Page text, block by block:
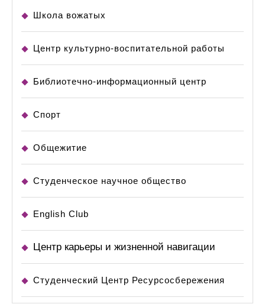
Школа вожатых
Центр культурно-воспитательной работы
Библиотечно-информационный центр
Спорт
Общежитие
Студенческое научное общество
English Club
Центр карьеры и жизненной навигации
Студенческий Центр Ресурсосбережения